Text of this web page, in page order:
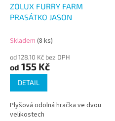
ZOLUX FURRY FARM
PRASÁTKO JASON
Skladem (8 ks)
od 128,10 Kč bez DPH
od 155 Kč
DETAIL
Plyšová odolná hračka ve dvou
velikostech